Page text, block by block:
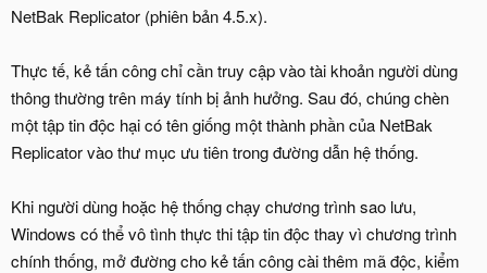
NetBak Replicator (phiên bản 4.5.x).
Thực tế, kẻ tấn công chỉ cần truy cập vào tài khoản người dùng
thông thường trên máy tính bị ảnh hưởng. Sau đó, chúng chèn
một tập tin độc hại có tên giống một thành phần của NetBak
Replicator vào thư mục ưu tiên trong đường dẫn hệ thống.
Khi người dùng hoặc hệ thống chạy chương trình sao lưu,
Windows có thể vô tình thực thi tập tin độc thay vì chương trình
chính thống, mở đường cho kẻ tấn công cài thêm mã độc, kiểm